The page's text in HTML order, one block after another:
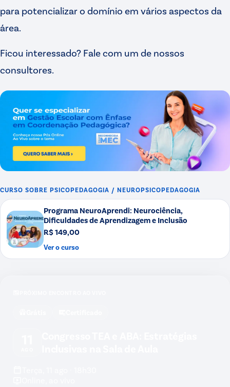
para potencializar o domínio em vários aspectos da
área.
Ficou interessado? Fale com um de nossos
consultores.
CURSO SOBRE PSICOPEDAGOGIA / NEUROPSICOPEDAGOGIA
Programa NeuroAprendi: Neurociência,
Dificuldades de Aprendizagem e Inclusão
R$ 149,00
Ver o curso